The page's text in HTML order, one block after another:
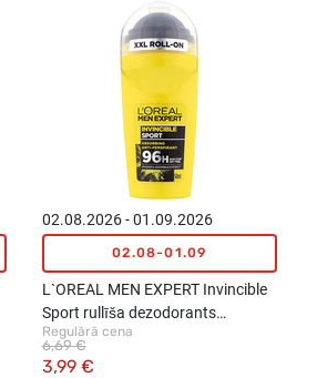
02.08.2026 - 01.09.2026
02.08-01.09
L`OREAL MEN EXPERT Invincible
Sport rullīša dezodorants
vīriešiem, 50ml
Regulārā cena
3,99 €
6,69 €